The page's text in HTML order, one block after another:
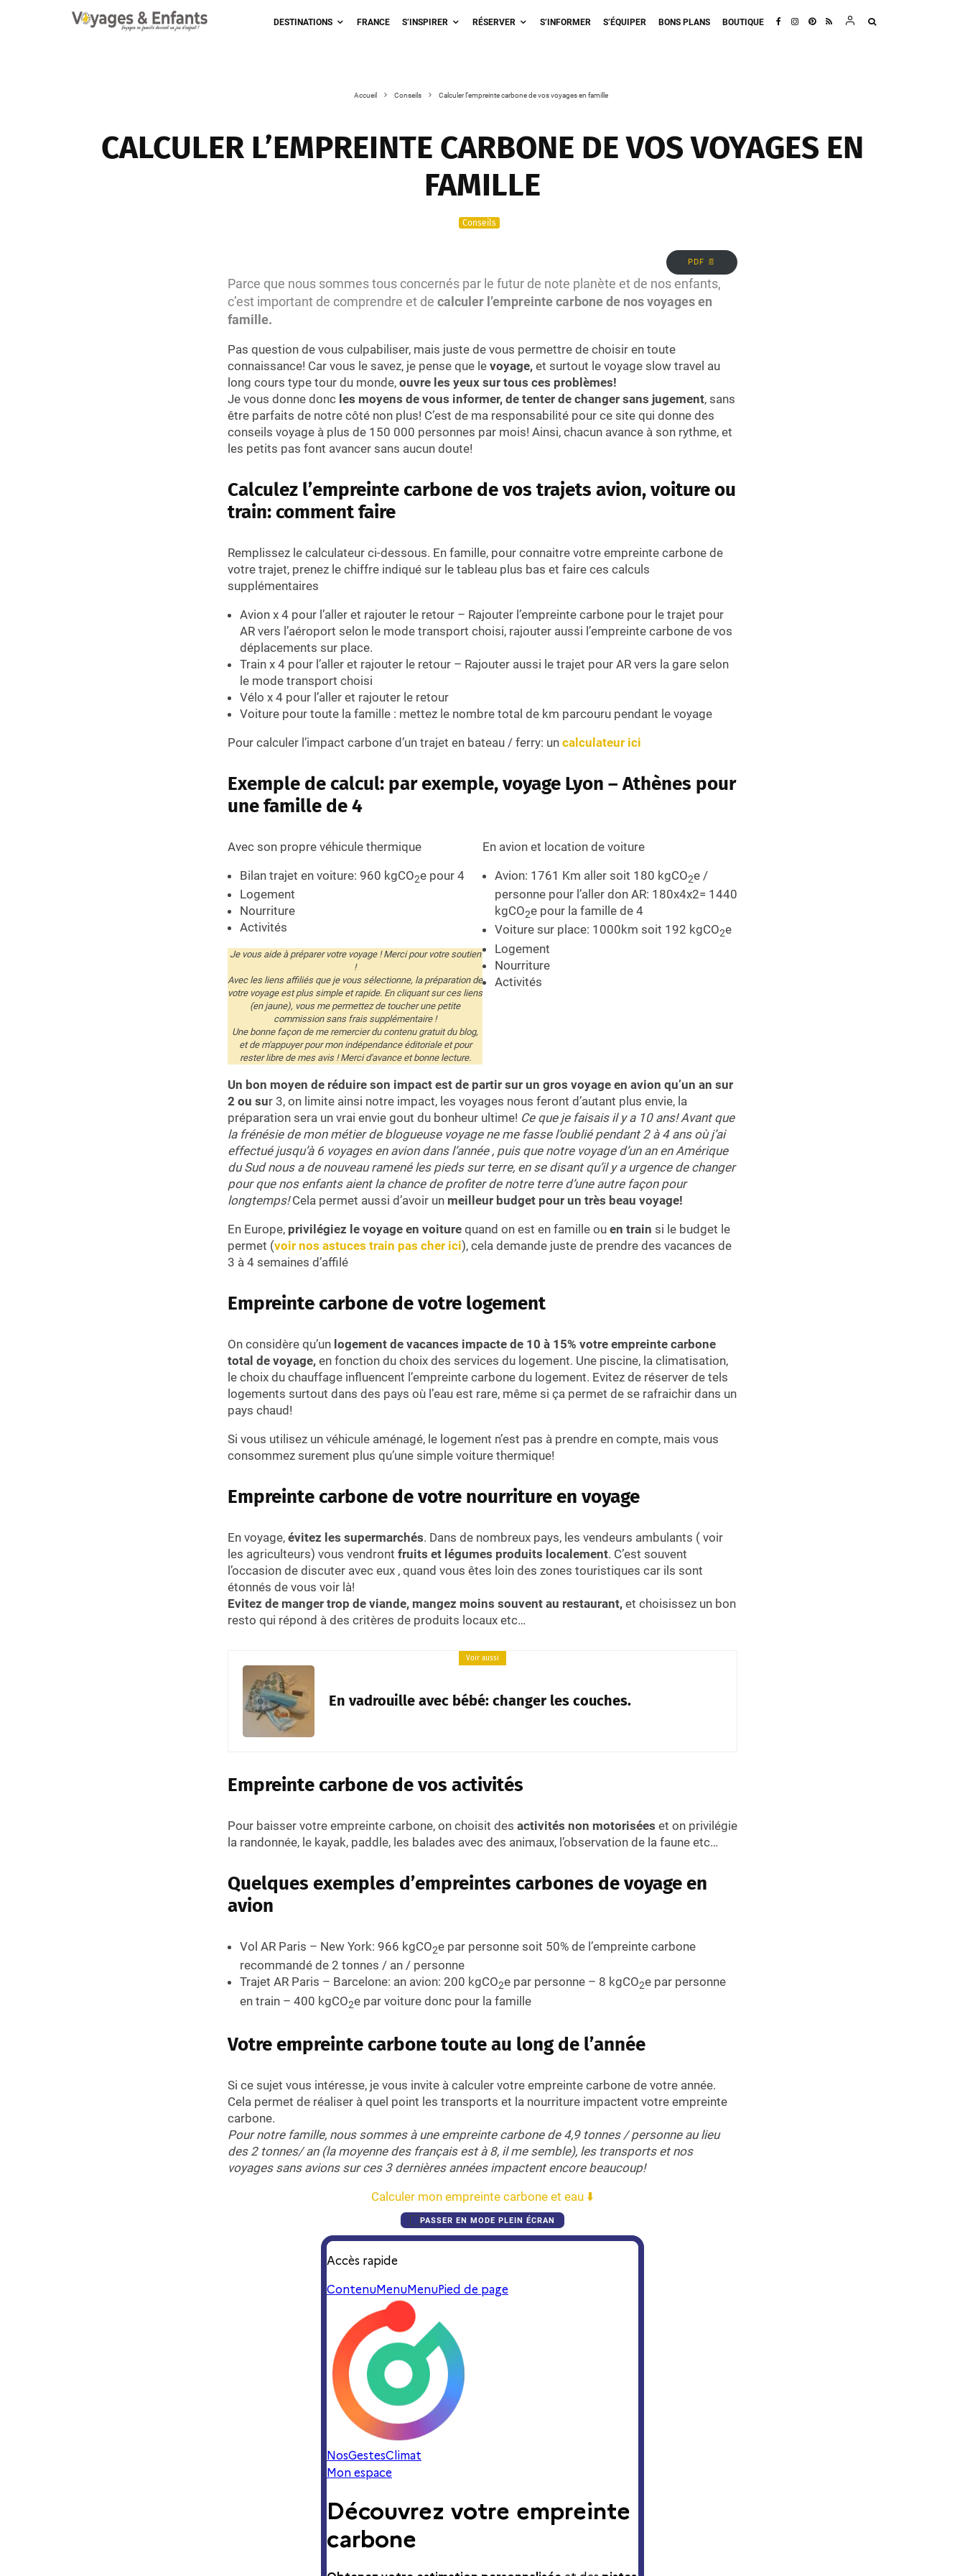
DESTINATIONS FRANCE S’INSPIRER RÉSERVER S’INFORMER S’ÉQUIPER BONS PLANS BOUTIQUE
Accueil Conseils Calculer l’empreinte carbone de vos voyages en famille
CALCULER L’EMPREINTE CARBONE DE VOS VOYAGES EN
FAMILLE
Conseils
PDF 📄
Parce que nous sommes tous concernés par le futur de note planète et de nos enfants,
c’est important de comprendre et de calculer l’empreinte carbone de nos voyages en
famille.
Pas question de vous culpabiliser, mais juste de vous permettre de choisir en toute
connaissance! Car vous le savez, je pense que le voyage, et surtout le voyage slow travel au
long cours type tour du monde, ouvre les yeux sur tous ces problèmes!
Je vous donne donc les moyens de vous informer, de tenter de changer sans jugement, sans
être parfaits de notre côté non plus! C’est de ma responsabilité pour ce site qui donne des
conseils voyage à plus de 150 000 personnes par mois! Ainsi, chacun avance à son rythme, et
les petits pas font avancer sans aucun doute!
Calculez l’empreinte carbone de vos trajets avion, voiture ou
train: comment faire
Remplissez le calculateur ci-dessous. En famille, pour connaitre votre empreinte carbone de
votre trajet, prenez le chiffre indiqué sur le tableau plus bas et faire ces calculs
supplémentaires
Avion x 4 pour l’aller et rajouter le retour – Rajouter l’empreinte carbone pour le trajet pour
AR vers l’aéroport selon le mode transport choisi, rajouter aussi l’empreinte carbone de vos
déplacements sur place.
Train x 4 pour l’aller et rajouter le retour – Rajouter aussi le trajet pour AR vers la gare selon
le mode transport choisi
Vélo x 4 pour l’aller et rajouter le retour
Voiture pour toute la famille : mettez le nombre total de km parcouru pendant le voyage
Pour calculer l’impact carbone d’un trajet en bateau / ferry: un calculateur ici
Exemple de calcul: par exemple, voyage Lyon – Athènes pour
une famille de 4
Avec son propre véhicule thermique
Bilan trajet en voiture: 960 kgCO2e pour 4
Logement
Nourriture
Activités
Je vous aide à préparer votre voyage ! Merci pour votre soutien
!
Avec les liens affiliés que je vous sélectionne, la préparation de
votre voyage est plus simple et rapide. En cliquant sur ces liens
(en jaune), vous me permettez de toucher une petite
commission sans frais supplémentaire !
Une bonne façon de me remercier du contenu gratuit du blog,
et de m'appuyer pour mon indépendance éditoriale et pour
rester libre de mes avis ! Merci d'avance et bonne lecture.
En avion et location de voiture
Avion: 1761 Km aller soit 180 kgCO2e /
personne pour l’aller don AR: 180x4x2= 1440
kgCO2e pour la famille de 4
Voiture sur place: 1000km soit 192 kgCO2e
Logement
Nourriture
Activités
Un bon moyen de réduire son impact est de partir sur un gros voyage en avion qu’un an sur
2 ou sur 3, on limite ainsi notre impact, les voyages nous feront d’autant plus envie, la
préparation sera un vrai envie gout du bonheur ultime! Ce que je faisais il y a 10 ans! Avant que
la frénésie de mon métier de blogueuse voyage ne me fasse l’oublié pendant 2 à 4 ans où j’ai
effectué jusqu’à 6 voyages en avion dans l’année , puis que notre voyage d’un an en Amérique
du Sud nous a de nouveau ramené les pieds sur terre, en se disant qu’il y a urgence de changer
pour que nos enfants aient la chance de profiter de notre terre d’une autre façon pour
longtemps!Cela permet aussi d’avoir un meilleur budget pour un très beau voyage!
En Europe, privilégiez le voyage en voiture quand on est en famille ou en train si le budget le
permet (voir nos astuces train pas cher ici), cela demande juste de prendre des vacances de
3 à 4 semaines d’affilé
Empreinte carbone de votre logement
On considère qu’un logement de vacances impacte de 10 à 15% votre empreinte carbone
total de voyage, en fonction du choix des services du logement. Une piscine, la climatisation,
le choix du chauffage influencent l’empreinte carbone du logement. Evitez de réserver de tels
logements surtout dans des pays où l’eau est rare, même si ça permet de se rafraichir dans un
pays chaud!
Si vous utilisez un véhicule aménagé, le logement n’est pas à prendre en compte, mais vous
consommez surement plus qu’une simple voiture thermique!
Empreinte carbone de votre nourriture en voyage
En voyage, évitez les supermarchés. Dans de nombreux pays, les vendeurs ambulants ( voir
les agriculteurs) vous vendront fruits et légumes produits localement. C’est souvent
l’occasion de discuter avec eux , quand vous êtes loin des zones touristiques car ils sont
étonnés de vous voir là!
Evitez de manger trop de viande, mangez moins souvent au restaurant, et choisissez un bon
resto qui répond à des critères de produits locaux etc…
Voir aussi
En vadrouille avec bébé: changer les couches.
Empreinte carbone de vos activités
Pour baisser votre empreinte carbone, on choisit des activités non motorisées et on privilégie
la randonnée, le kayak, paddle, les balades avec des animaux, l’observation de la faune etc…
Quelques exemples d’empreintes carbones de voyage en
avion
Vol AR Paris – New York: 966 kgCO2e par personne soit 50% de l’empreinte carbone
recommandé de 2 tonnes / an / personne
Trajet AR Paris – Barcelone: an avion: 200 kgCO2e par personne – 8 kgCO2e par personne
en train – 400 kgCO2e par voiture donc pour la famille
Votre empreinte carbone toute au long de l’année
Si ce sujet vous intéresse, je vous invite à calculer votre empreinte carbone de votre année.
Cela permet de réaliser à quel point les transports et la nourriture impactent votre empreinte
carbone.
Pour notre famille, nous sommes à une empreinte carbone de 4,9 tonnes / personne au lieu
des 2 tonnes/ an (la moyenne des français est à 8, il me semble), les transports et nos
voyages sans avions sur ces 3 dernières années impactent encore beaucoup!
Calculer mon empreinte carbone et eau ⬇️
PASSER EN MODE PLEIN ÉCRAN